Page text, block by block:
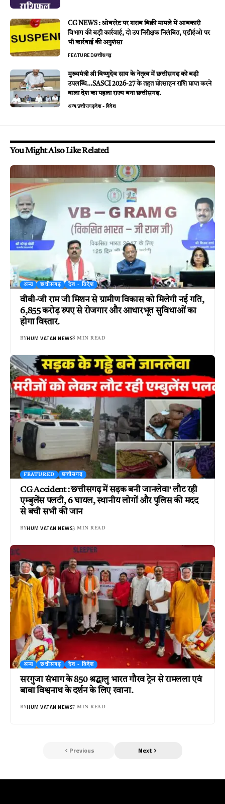
CG NEWS : ओवररेट पर शराब बिक्री मामले में आबकारी
विभाग की बड़ी कार्रवाई, दो उप निरीक्षक निलंबित, एडीईओ पर
भी कार्रवाई की अनुशंसा
FEATUREDछत्तीसगढ़
मुख्यमंत्री श्री विष्णुदेव साय के नेतृत्व में छत्तीसगढ़ को बड़ी
उपलब्धि…SASCI 2026-27 के तहत प्रोत्साहन राशि प्राप्त करने
वाला देश का पहला राज्य बना छत्तीसगढ़.
अन्यछत्तीसगढ़देश - विदेश
You Might Also Like Related
अन्य छत्तीसगढ़ देश - विदेश
वीबी-जी राम जी मिशन से ग्रामीण विकास को मिलेगी नई गति,
6,855 करोड़ रुपए से रोजगार और आधारभूत सुविधाओं का
होगा विस्तार.
BYHUM VATAN NEWS8 MIN READ
FEATURED छत्तीसगढ़
CG Accident : छत्तीसगढ़ में सड़क बनी जानलेवा’ लौट रही
एम्बुलेंस पलटी, 6 घायल, स्थानीय लोगों और पुलिस की मदद
से बची सभी की जान
BYHUM VATAN NEWS3 MIN READ
अन्य छत्तीसगढ़ देश - विदेश
सरगुजा संभाग के 850 श्रद्धालु भारत गौरव ट्रेन से रामलला एवं
बाबा विश्वनाथ के दर्शन के लिए रवाना.
BYHUM VATAN NEWS7 MIN READ
Previous Next